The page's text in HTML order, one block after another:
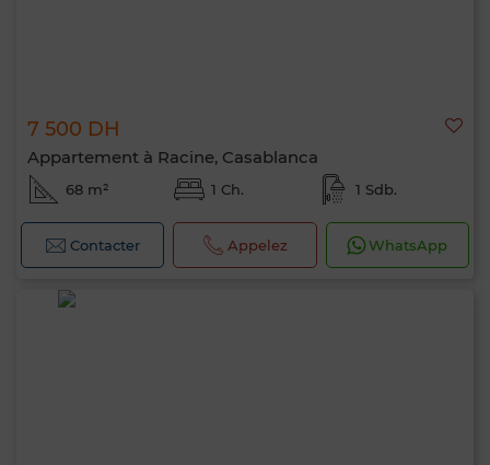
7 500 DH
Appartement à Racine, Casablanca
68 m² 1 Ch. 1 Sdb.
Contacter Appelez WhatsApp